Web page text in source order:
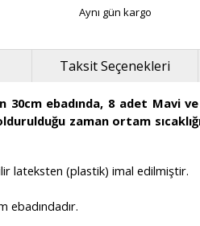
Aynı gün kargo
Taksit Seçenekleri
30cm ebadında, 8 adet Mavi
zaman ortam
lateksten (plastik) imal edilmiştir.
ebadındadır.